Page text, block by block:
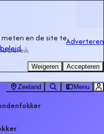
bereik
Adverteren
Zeeland Menu
en de site te
.
Weigeren Accepteren